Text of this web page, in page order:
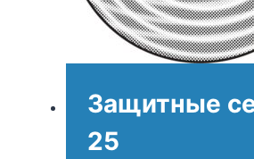
Защитные
25